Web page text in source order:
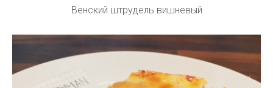
Венский штрудель вишневый